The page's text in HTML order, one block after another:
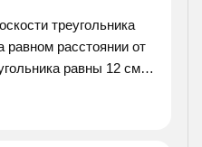
треугольника
равном расстоянии от
равны 12 см.
расстояние от точки